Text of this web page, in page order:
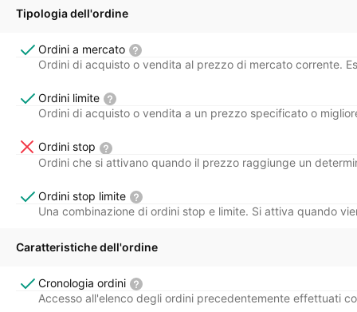
charts, advanced order types, high-throughput
sophisticated trader.
Tipologia dell'ordine
Ordini a mercato
Ordini di acquisto o vendita al prezzo di mercato corrente.
Ordini limite
Ordini di acquisto o vendita a un prezzo specificato o
Ordini stop
Ordini che si attivano quando il prezzo raggiunge un
Ordini stop limite
Una combinazione di ordini stop e limite. Si attiva quando
Caratteristiche dell'ordine
Cronologia ordini
Accesso all'elenco degli ordini precedentemente effettuati